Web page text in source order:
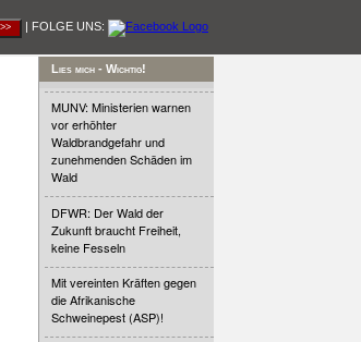
| FOLGE UNS:
Lies mich - Wichtig!
MUNV: Ministerien warnen
vor erhöhter
Waldbrandgefahr und
zunehmenden Schäden im
Wald
DFWR: Der Wald der
Zukunft braucht Freiheit,
keine Fesseln
Mit vereinten Kräften gegen
die Afrikanische
Schweinepest (ASP)!